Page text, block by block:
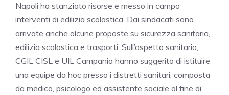
Napoli ha stanziato risorse e messo in campo
interventi di edilizia scolastica. Dai sindacati sono
arrivate anche alcune proposte su sicurezza sanitaria,
edilizia scolastica e trasporti. Sull’aspetto sanitario,
CGIL CISL e UIL Campania hanno suggerito di istituire
una equipe da hoc presso i distretti sanitari, composta
da medico, psicologo ed assistente sociale al fine di